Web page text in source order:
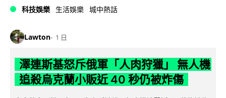
科技娛樂 生活娛樂 城中熱話
Lawton 1 日
澤連斯基怒斥俄軍「人肉狩獵」 無人機
追殺烏克蘭小販近 40 秒仍被炸傷